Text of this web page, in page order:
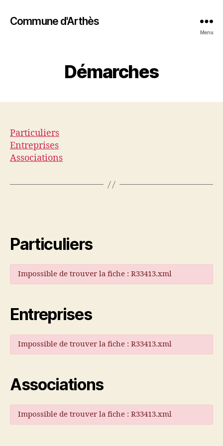
Commune d'Arthès
Menu
Démarches
Particuliers
Entreprises
Associations
Particuliers
Impossible de trouver la fiche : R33413.xml
Entreprises
Impossible de trouver la fiche : R33413.xml
Associations
Impossible de trouver la fiche : R33413.xml